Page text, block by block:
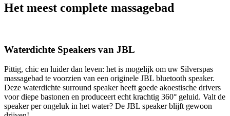
Het meest complete massagebad
Waterdichte Speakers van JBL
Pittig, chic en luider dan leven: het is mogelijk om uw Silverspas
massagebad te voorzien van een originele JBL bluetooth speaker.
Deze waterdichte surround speaker heeft goede akoestische drivers
voor diepe bastonen en produceert echt krachtig 360° geluid. Valt de
speaker per ongeluk in het water? De JBL speaker blijft gewoon